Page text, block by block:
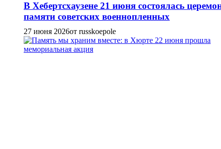
В Хебертсхаузене 21 июня состоялась
памяти советских военнопленных
27 июня 2026от russkoepole